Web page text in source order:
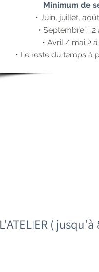
Minimum de
• Juin, juillet,
• Septembre : 2
• Avril / mai 2 à
• Le reste du temps à p
L'ATELIER (